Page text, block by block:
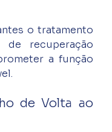
o tratamento
de recuperação
a função
de Volta ao